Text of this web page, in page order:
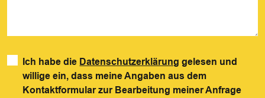
Ich habe die Datenschutzerklärung gelesen und
willige ein, dass meine Angaben aus dem
Kontaktformular zur Bearbeitung meiner Anfrage